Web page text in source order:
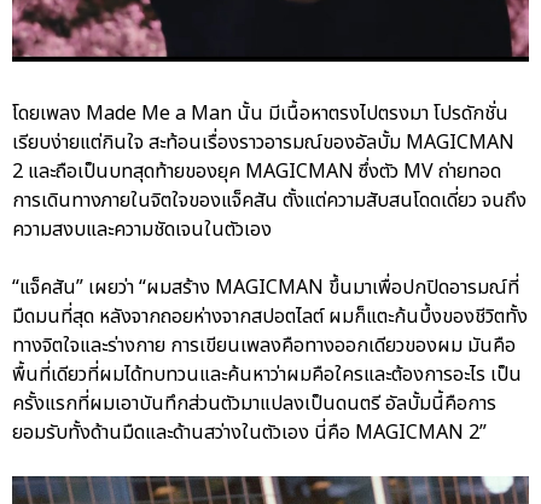
โดยเพลง Made Me a Man นั้น มีเนื้อหาตรงไปตรงมา โปรดักชั่น
เรียบง่ายแต่กินใจ สะท้อนเรื่องราวอารมณ์ของอัลบั้ม MAGICMAN
2 และถือเป็นบทสุดท้ายของยุค MAGICMAN ซึ่งตัว MV ถ่ายทอด
การเดินทางภายในจิตใจของแจ็คสัน ตั้งแต่ความสับสนโดดเดี่ยว จนถึง
ความสงบและความชัดเจนในตัวเอง
“แจ็คสัน” เผยว่า “ผมสร้าง MAGICMAN ขึ้นมาเพื่อปกปิดอารมณ์ที่
มืดมนที่สุด หลังจากถอยห่างจากสปอตไลต์ ผมก็แตะก้นบึ้งของชีวิตทั้ง
ทางจิตใจและร่างกาย การเขียนเพลงคือทางออกเดียวของผม มันคือ
พื้นที่เดียวที่ผมได้ทบทวนและค้นหาว่าผมคือใครและต้องการอะไร เป็น
ครั้งแรกที่ผมเอาบันทึกส่วนตัวมาแปลงเป็นดนตรี อัลบั้มนี้คือการ
ยอมรับทั้งด้านมืดและด้านสว่างในตัวเอง นี่คือ MAGICMAN 2”